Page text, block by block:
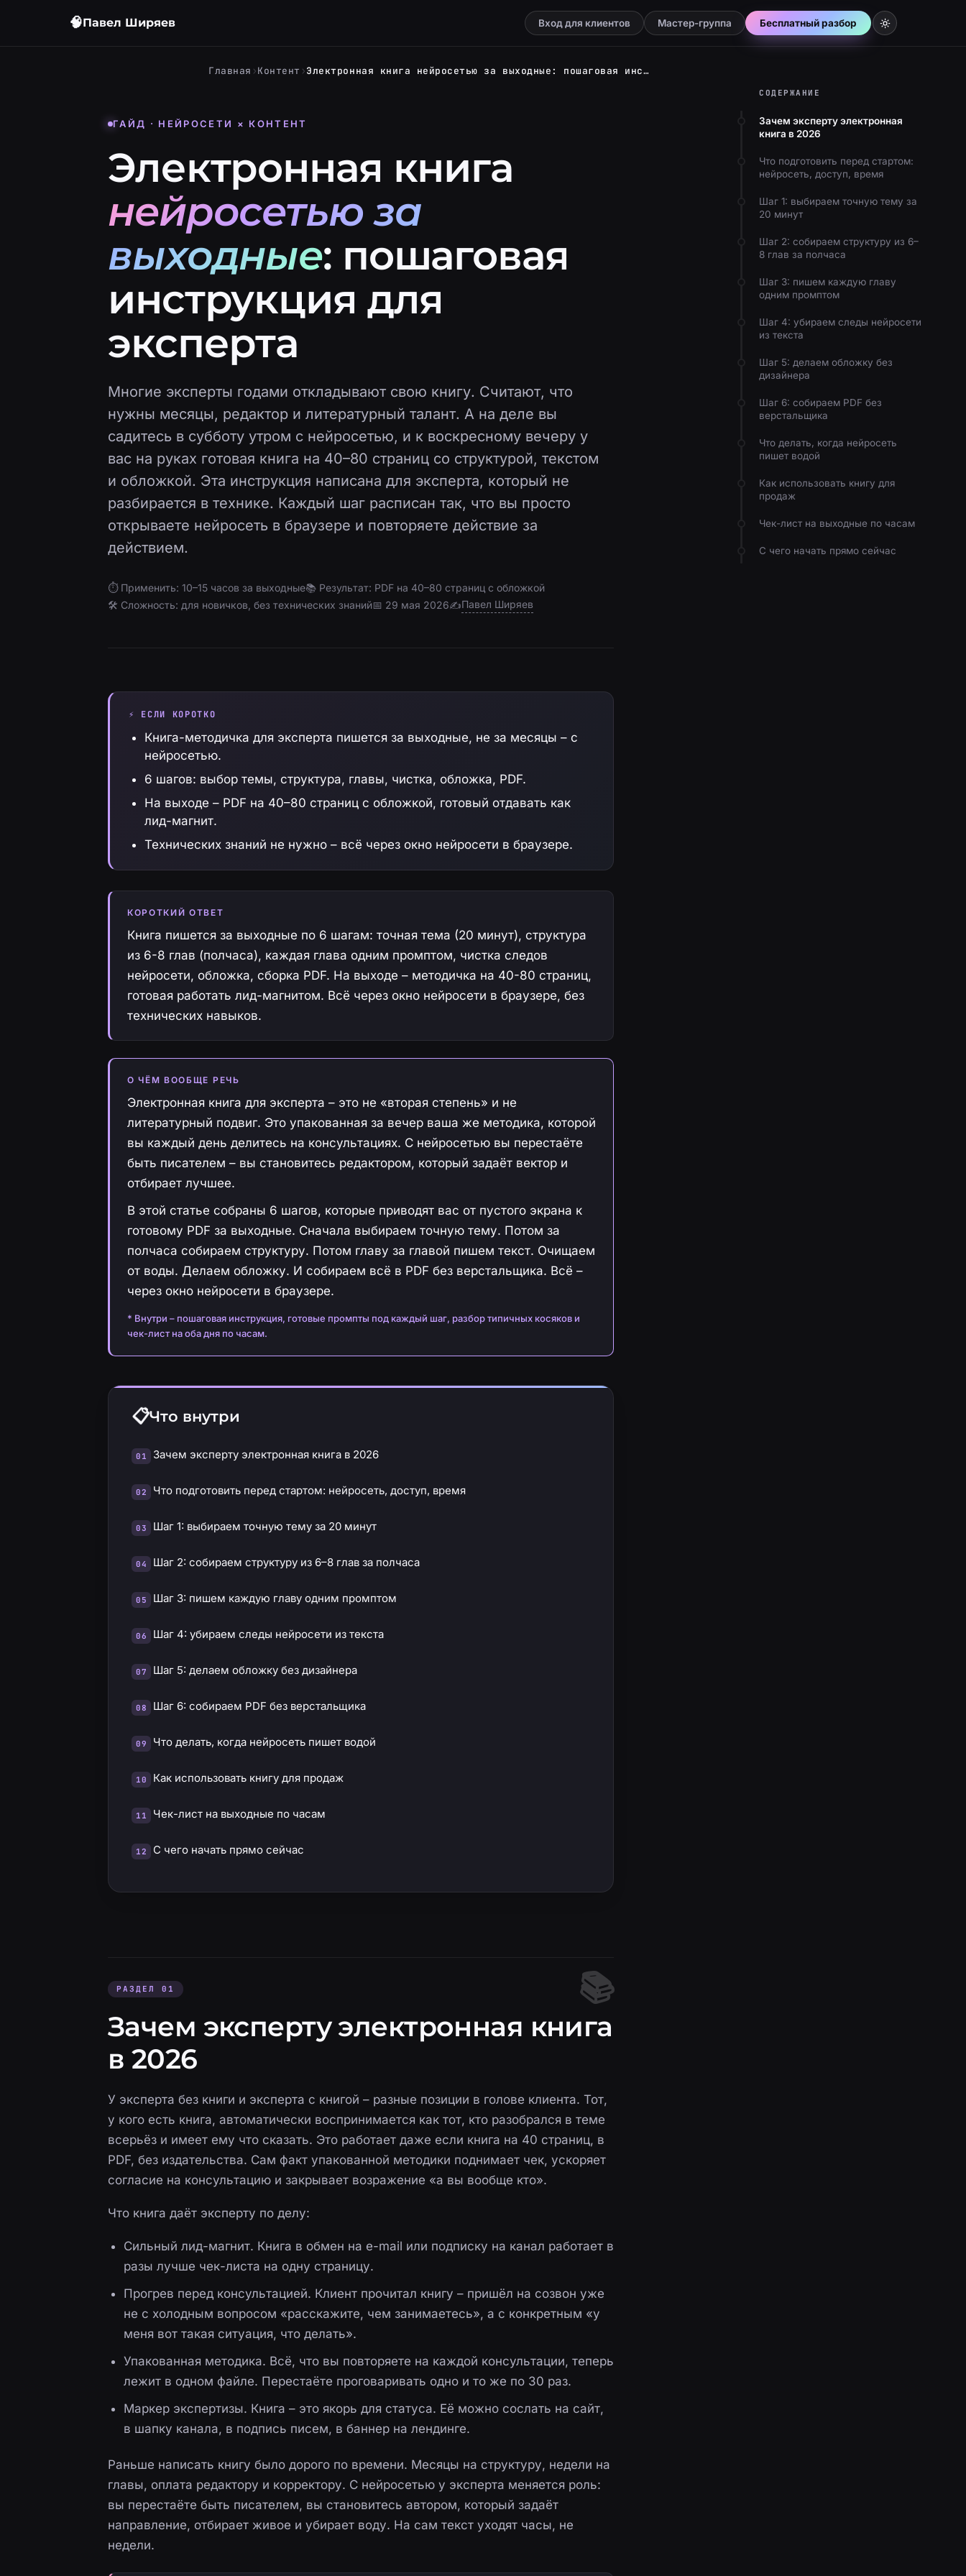
🧠Павел Ширяев Вход для клиентов Мастер-группа Бесплатный разбор
Главная ›Контент › Электронная книга нейросетью за выходные: пошаговая инструкция для эксперта
ГАЙД · НЕЙРОСЕТИ × КОНТЕНТ
Электронная книга
нейросетью за
выходные: пошаговая
инструкция для
эксперта
Многие эксперты годами откладывают свою книгу. Считают, что
нужны месяцы, редактор и литературный талант. А на деле вы
садитесь в субботу утром с нейросетью, и к воскресному вечеру у
вас на руках готовая книга на 40–80 страниц со структурой, текстом
и обложкой. Эта инструкция написана для эксперта, который не
разбирается в технике. Каждый шаг расписан так, что вы просто
открываете нейросеть в браузере и повторяете действие за
действием.
⏱ Применить: 10–15 часов за выходные📚 Результат: PDF на 40–80 страниц с обложкой
🛠 Сложность: для новичков, без технических знаний📅 29 мая 2026✍️Павел Ширяев
⚡ ЕСЛИ КОРОТКО
Книга-методичка для эксперта пишется за выходные, не за месяцы – с
нейросетью.
6 шагов: выбор темы, структура, главы, чистка, обложка, PDF.
На выходе – PDF на 40–80 страниц с обложкой, готовый отдавать как
лид-магнит.
Технических знаний не нужно – всё через окно нейросети в браузере.
КОРОТКИЙ ОТВЕТ
Книга пишется за выходные по 6 шагам: точная тема (20 минут), структура
из 6-8 глав (полчаса), каждая глава одним промптом, чистка следов
нейросети, обложка, сборка PDF. На выходе – методичка на 40-80 страниц,
готовая работать лид-магнитом. Всё через окно нейросети в браузере, без
технических навыков.
О ЧЁМ ВООБЩЕ РЕЧЬ
Электронная книга для эксперта – это не «вторая степень» и не
литературный подвиг. Это упакованная за вечер ваша же методика, которой
вы каждый день делитесь на консультациях. С нейросетью вы перестаёте
быть писателем – вы становитесь редактором, который задаёт вектор и
отбирает лучшее.
В этой статье собраны 6 шагов, которые приводят вас от пустого экрана к
готовому PDF за выходные. Сначала выбираем точную тему. Потом за
полчаса собираем структуру. Потом главу за главой пишем текст. Очищаем
от воды. Делаем обложку. И собираем всё в PDF без верстальщика. Всё –
через окно нейросети в браузере.
* Внутри – пошаговая инструкция, готовые промпты под каждый шаг, разбор типичных косяков и
чек-лист на оба дня по часам.
Что внутри
Зачем эксперту электронная книга в 2026
Что подготовить перед стартом: нейросеть, доступ, время
Шаг 1: выбираем точную тему за 20 минут
Шаг 2: собираем структуру из 6–8 глав за полчаса
Шаг 3: пишем каждую главу одним промптом
Шаг 4: убираем следы нейросети из текста
Шаг 5: делаем обложку без дизайнера
Шаг 6: собираем PDF без верстальщика
Что делать, когда нейросеть пишет водой
Как использовать книгу для продаж
Чек-лист на выходные по часам
С чего начать прямо сейчас
РАЗДЕЛ 01
Зачем эксперту электронная книга
в 2026
У эксперта без книги и эксперта с книгой – разные позиции в голове клиента. Тот,
у кого есть книга, автоматически воспринимается как тот, кто разобрался в теме
всерьёз и имеет ему что сказать. Это работает даже если книга на 40 страниц, в
PDF, без издательства. Сам факт упакованной методики поднимает чек, ускоряет
согласие на консультацию и закрывает возражение «а вы вообще кто».
Что книга даёт эксперту по делу:
Сильный лид-магнит. Книга в обмен на e-mail или подписку на канал работает в
разы лучше чек-листа на одну страницу.
Прогрев перед консультацией. Клиент прочитал книгу – пришёл на созвон уже
не с холодным вопросом «расскажите, чем занимаетесь», а с конкретным «у
меня вот такая ситуация, что делать».
Упакованная методика. Всё, что вы повторяете на каждой консультации, теперь
лежит в одном файле. Перестаёте проговаривать одно и то же по 30 раз.
Маркер экспертизы. Книга – это якорь для статуса. Её можно сослать на сайт,
в шапку канала, в подпись писем, в баннер на лендинге.
Раньше написать книгу было дорого по времени. Месяцы на структуру, недели на
главы, оплата редактору и корректору. С нейросетью у эксперта меняется роль:
вы перестаёте быть писателем, вы становитесь автором, который задаёт
направление, отбирает живое и убирает воду. На сам текст уходят часы, не
недели.
СОДЕРЖАНИЕ
Зачем эксперту электронная
книга в 2026
Что подготовить перед стартом:
нейросеть, доступ, время
Шаг 1: выбираем точную тему за
20 минут
Шаг 2: собираем структуру из 6–
8 глав за полчаса
Шаг 3: пишем каждую главу
одним промптом
Шаг 4: убираем следы нейросети
из текста
Шаг 5: делаем обложку без
дизайнера
Шаг 6: собираем PDF без
верстальщика
Что делать, когда нейросеть
пишет водой
Как использовать книгу для
продаж
Чек-лист на выходные по часам
С чего начать прямо сейчас